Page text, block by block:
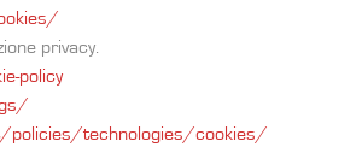
privacy.
policy
technologies/cookies/